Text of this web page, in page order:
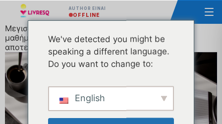
AUTHOR ΕΊΝΑΙ
OFFLINE
Μεγιστοποίηση των δυνατοτήτων των βίντεο στα
μαθήματα ηλεκτρονικής μάθησης: Συμβουλές για
αποτελεσματική χρήση
We've detected you might be
speaking a different language.
Do you want to change to:
English